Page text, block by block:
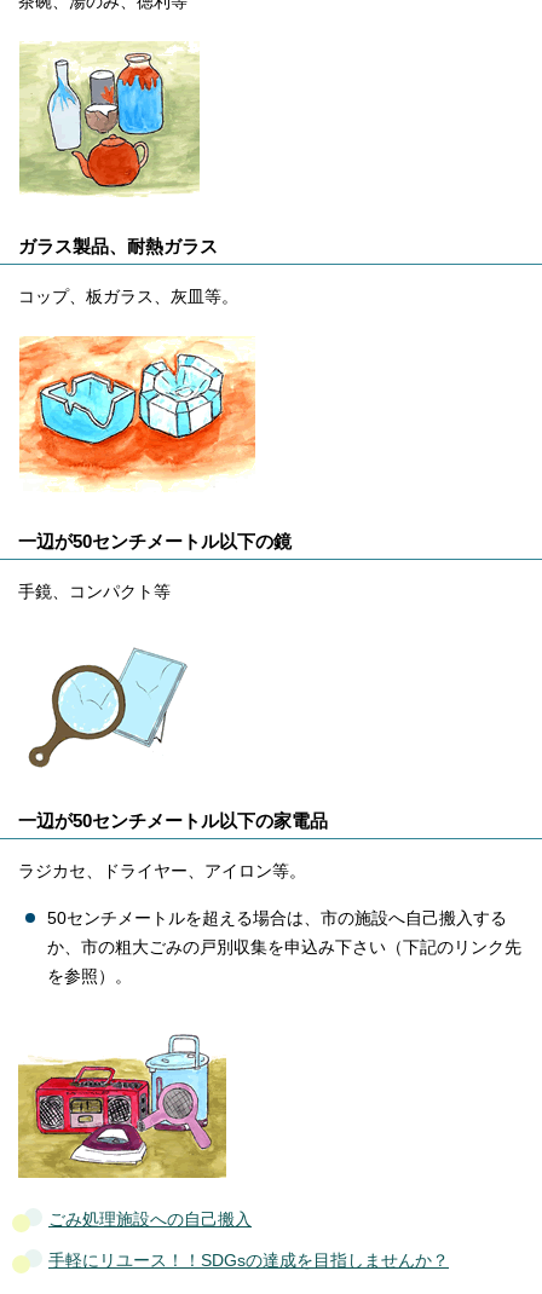
ガラス製品、耐熱ガラス
コップ、板ガラス、灰皿等。
一辺が50センチメートル以下の鏡
手鏡、コンパクト等
一辺が50センチメートル以下の家電品
ラジカセ、ドライヤー、アイロン等。
50センチメートルを超える場合は、市の施設へ自己搬入する
か、市の粗大ごみの戸別収集を申込み下さい（下記のリンク先
を参照）。
ごみ処理施設への自己搬入
手軽にリユース！！SDGsの達成を目指しませんか？